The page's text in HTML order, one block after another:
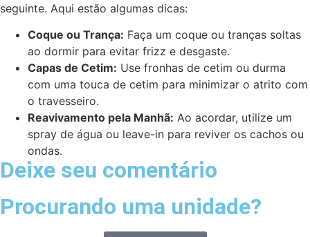
seguinte. Aqui estão algumas dicas:
Coque ou Trança: Faça um coque ou tranças soltas
ao dormir para evitar frizz e desgaste.
Capas de Cetim: Use fronhas de cetim ou durma
com uma touca de cetim para minimizar o atrito com
o travesseiro.
Reavivamento pela Manhã: Ao acordar, utilize um
spray de água ou leave-in para reviver os cachos ou
ondas.
Deixe seu comentário
Procurando uma unidade?